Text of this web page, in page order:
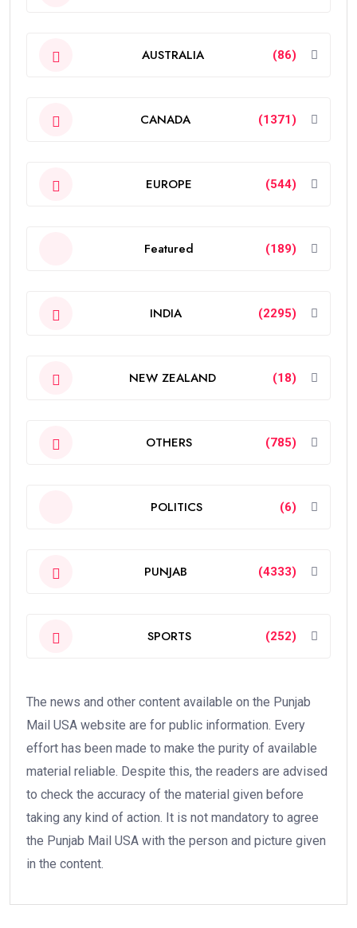
AUSTRALIA (86)
CANADA (1371)
EUROPE (544)
Featured (189)
INDIA (2295)
NEW ZEALAND (18)
OTHERS (785)
POLITICS (6)
PUNJAB (4333)
SPORTS (252)
The news and other content available on the Punjab
Mail USA website are for public information. Every
effort has been made to make the purity of available
material reliable. Despite this, the readers are advised
to check the accuracy of the material given before
taking any kind of action. It is not mandatory to agree
the Punjab Mail USA with the person and picture given
in the content.